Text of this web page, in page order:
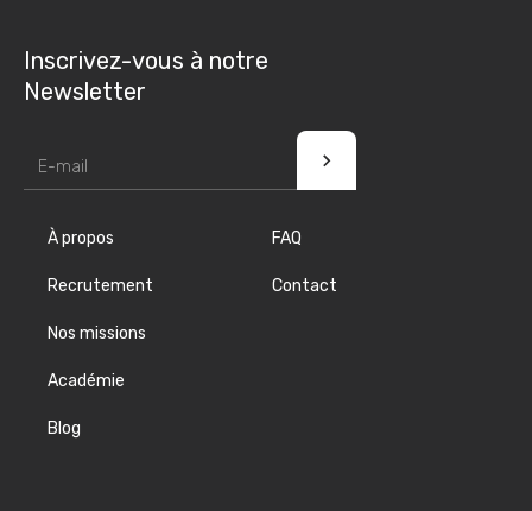
Inscrivez-vous à notre
Newsletter
À propos
Recrutement
Nos missions
Académie
Blog
FAQ
Contact